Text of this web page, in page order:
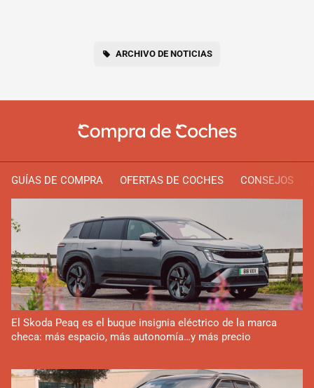
ARCHIVO DE NOTICIAS
GUÍAS DE COMPRA OFERTAS DE COCHES CONSEJOS
El Skoda Peaq es el buque insignia eléctrico de la marca
checa: más espacio, más autonomía…y más precio